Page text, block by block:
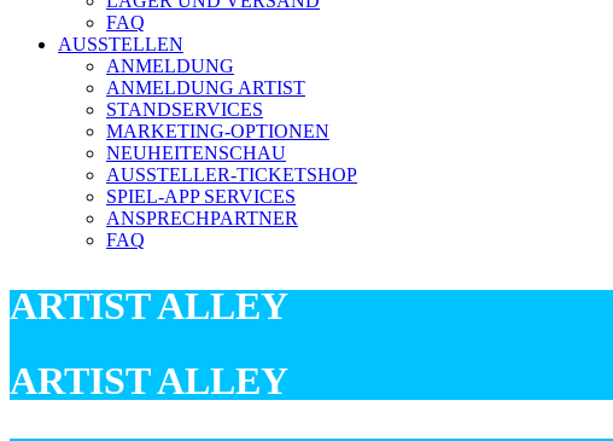
FAQ
AUSSTELLEN
ANMELDUNG
ANMELDUNG ARTIST
STANDSERVICES
MARKETING-OPTIONEN
NEUHEITENSCHAU
AUSSTELLER-TICKETSHOP
SPIEL-APP SERVICES
ANSPRECHPARTNER
FAQ
ARTIST ALLEY
ARTIST ALLEY